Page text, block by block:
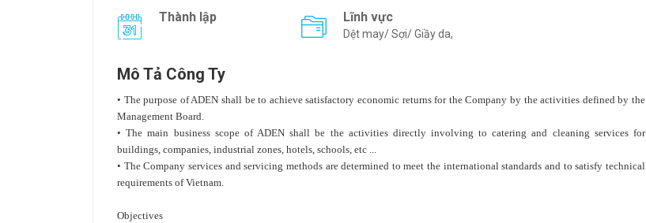
Thành lập Lĩnh vực
Dệt may/ Sợi/ Giầy da,
Mô Tả Công Ty
• The purpose of ADEN shall be to achieve satisfactory economic returns for the Company by the activities defined by the
Management Board.
• The main business scope of ADEN shall be the activities directly involving to catering and cleaning services for
buildings, companies, industrial zones, hotels, schools, etc ...
• The Company services and servicing methods are determined to meet the international standards and to satisfy technical
requirements of Vietnam.
Objectives